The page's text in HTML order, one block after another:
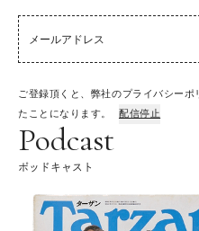
ご登録頂くと、弊社のプライバシー
たことになります。
配信停止
Podcast
ポッドキャスト